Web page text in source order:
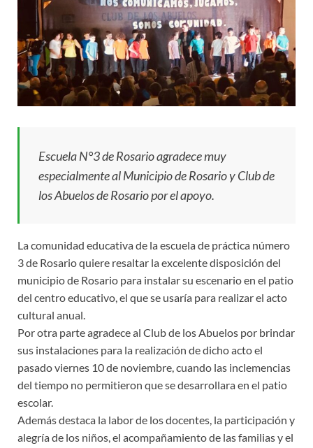
Escuela N°3 de Rosario agradece muy
especialmente al Municipio de Rosario y Club de
los Abuelos de Rosario por el apoyo.
La comunidad educativa de la escuela de práctica número
3 de Rosario quiere resaltar la excelente disposición del
municipio de Rosario para instalar su escenario en el patio
del centro educativo, el que se usaría para realizar el acto
cultural anual.
Por otra parte agradece al Club de los Abuelos por brindar
sus instalaciones para la realización de dicho acto el
pasado viernes 10 de noviembre, cuando las inclemencias
del tiempo no permitieron que se desarrollara en el patio
escolar.
Además destaca la labor de los docentes, la participación y
alegría de los niños, el acompañamiento de las familias y el